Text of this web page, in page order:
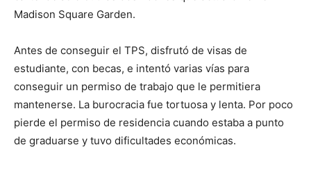
Madison Square Garden.
Antes de conseguir el TPS, disfrutó de visas de
estudiante, con becas, e intentó varias vías para
conseguir un permiso de trabajo que le permitiera
mantenerse. La burocracia fue tortuosa y lenta. Por poco
pierde el permiso de residencia cuando estaba a punto
de graduarse y tuvo dificultades económicas.